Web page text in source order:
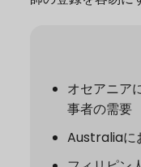
オセアニア
事者の需要
Australiaに